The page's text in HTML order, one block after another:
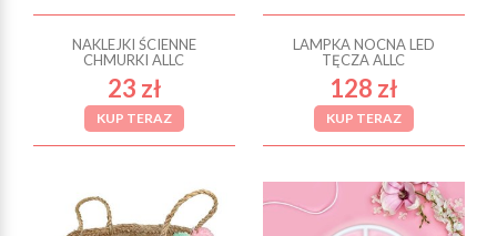
NAKLEJKI ŚCIENNE
CHMURKI ALLC
23 zł
KUP TERAZ
LAMPKA NOCNA LED
TĘCZA ALLC
128 zł
KUP TERAZ